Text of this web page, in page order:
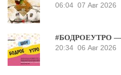
06:04 07 Авг 2026
#БОДРОЕУТРО —
20:34 06 Авг 2026